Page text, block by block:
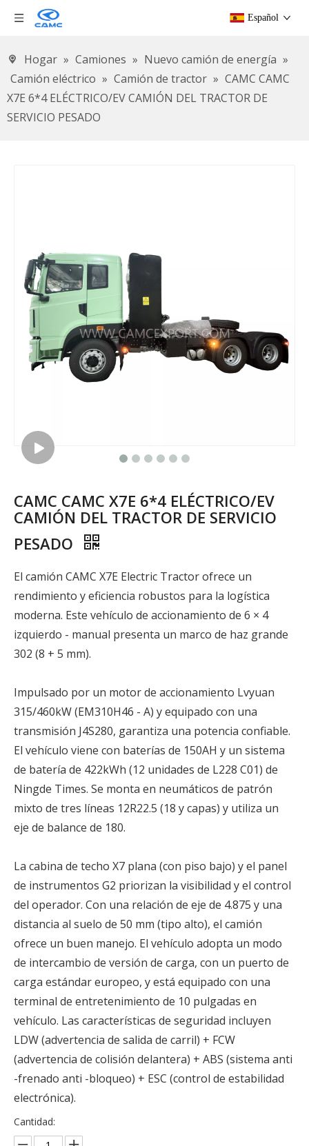
Español
Hogar » Camiones » Nuevo camión de energía »
Camión eléctrico » Camión de tractor » CAMC CAMC
X7E 6*4 ELÉCTRICO/EV CAMIÓN DEL TRACTOR DE
SERVICIO PESADO
CAMC CAMC X7E 6*4 ELÉCTRICO/EV
CAMIÓN DEL TRACTOR DE SERVICIO
PESADO
El camión CAMC X7E Electric Tractor ofrece un
rendimiento y eficiencia robustos para la logística
moderna. Este vehículo de accionamiento de 6 × 4
izquierdo - manual presenta un marco de haz grande
302 (8 + 5 mm).
Impulsado por un motor de accionamiento Lvyuan
315/460kW (EM310H46 - A) y equipado con una
transmisión J4S280, garantiza una potencia confiable.
El vehículo viene con baterías de 150AH y un sistema
de batería de 422kWh (12 unidades de L228 C01) de
Ningde Times. Se monta en neumáticos de patrón
mixto de tres líneas 12R22.5 (18 y capas) y utiliza un
eje de balance de 180.
La cabina de techo X7 plana (con piso bajo) y el panel
de instrumentos G2 priorizan la visibilidad y el control
del operador. Con una relación de eje de 4.875 y una
distancia al suelo de 50 mm (tipo alto), el camión
ofrece un buen manejo. El vehículo adopta un modo
de intercambio de versión de carga, con un puerto de
carga estándar europeo, y está equipado con una
terminal de entretenimiento de 10 pulgadas en
vehículo. Las características de seguridad incluyen
LDW (advertencia de salida de carril) + FCW
(advertencia de colisión delantera) + ABS (sistema anti
-frenado anti -bloqueo) + ESC (control de estabilidad
electrónica).
Cantidad: